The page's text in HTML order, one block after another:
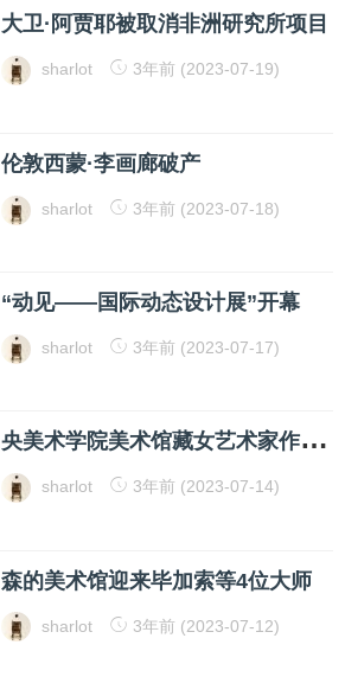
大卫·阿贾耶被取消非洲研究所项目
sharlot 3年前 (2023-07-19)
伦敦西蒙·李画廊破产
sharlot 3年前 (2023-07-18)
“动见——国际动态设计展”开幕
sharlot 3年前 (2023-07-17)
央
美术学院美术馆藏女艺术家作品专题展开幕
sharlot 3年前 (2023-07-14)
森的美术馆迎来毕加索等4位大师
sharlot 3年前 (2023-07-12)